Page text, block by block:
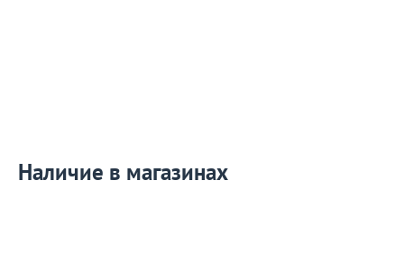
Наличие в магазинах